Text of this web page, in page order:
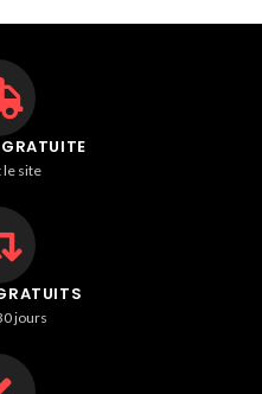
le site
jours